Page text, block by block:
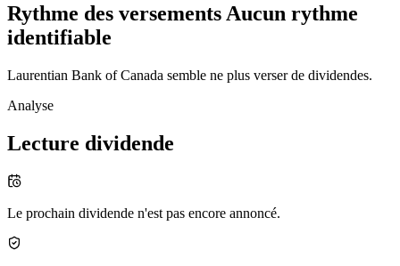
Rythme des versements Aucun rythme
identifiable
Laurentian Bank of Canada semble ne plus verser de dividendes.
Analyse
Lecture dividende
Le prochain dividende n'est pas encore annoncé.